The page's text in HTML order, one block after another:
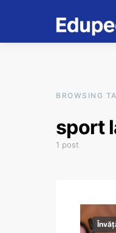
BROWSING
sport
1 post